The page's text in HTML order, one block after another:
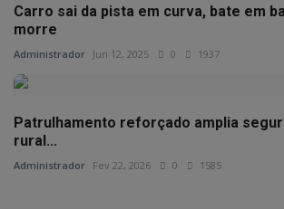
Carro sai da pista em curva, bate em
morre
Administrador Jun 12, 2025 0 1937
Patrulhamento reforçado amplia
rural...
Administrador Fev 22, 2026 0 1585